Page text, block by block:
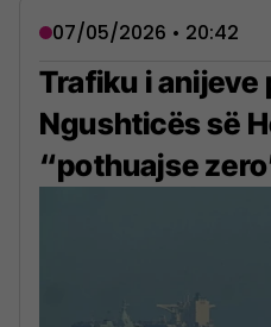
07/05/2026 • 20:42
Trafiku i anijeve
Ngushticës së
“pothuajse